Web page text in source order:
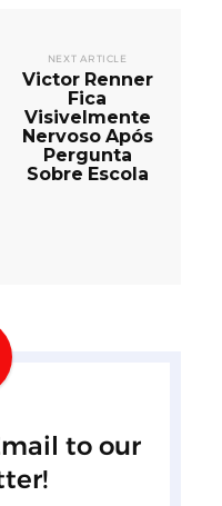
NEXT ARTICLE
Victor Renner
Fica
Visivelmente
Nervoso Após
Pergunta
Sobre Escola
to our